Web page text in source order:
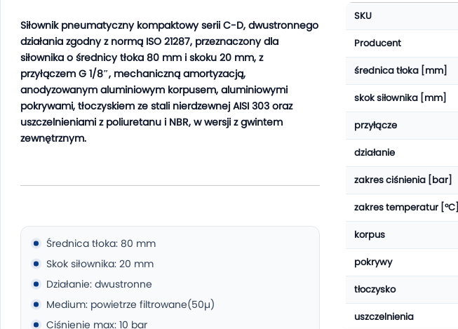
Siłownik pneumatyczny kompaktowy serii C-D, dwustronnego
działania zgodny z normą ISO 21287, przeznaczony dla
siłownika o średnicy tłoka 80 mm i skoku 20 mm, z
przyłączem G 1/8″, mechaniczną amortyzacją,
anodyzowanym aluminiowym korpusem, aluminiowymi
pokrywami, tłoczyskiem ze stali nierdzewnej AISI 303 oraz
uszczelnieniami z poliuretanu i NBR, w wersji z gwintem
zewnętrznym.
Średnica tłoka: 80 mm
Skok siłownika: 20 mm
Działanie: dwustronne
Medium: powietrze filtrowane(50µ)
Ciśnienie max: 10 bar
Więcej
informacji
SKU
Producent
średnica tłoka [mm]
skok siłownika [mm]
przyłącze
działanie
zakres ciśnienia [bar]
zakres temperatur [°C]
korpus
pokrywy
tłoczysko
uszczelnienia